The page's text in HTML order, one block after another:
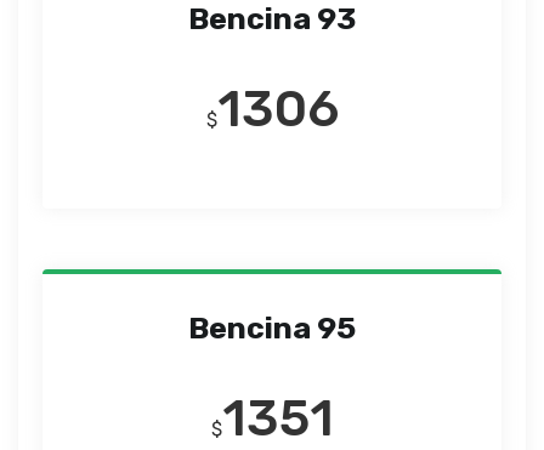
Bencina 93
$1306
Bencina 95
$1351